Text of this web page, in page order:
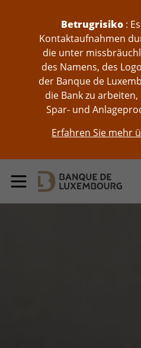
Betrugrisiko:
Kontaktaufnahmen
die unter
des Namens, des
der Banque de
die Bank zu
Spar- und
Erfahren Sie mehr